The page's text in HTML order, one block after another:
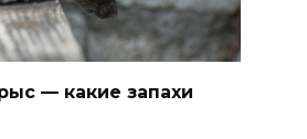
— какие запахи